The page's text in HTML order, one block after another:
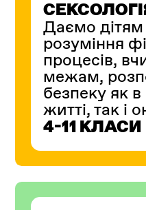
Даємо
розуміння
процесів,
межам,
безпеку як
житті, так і
4-11 КЛАСИ